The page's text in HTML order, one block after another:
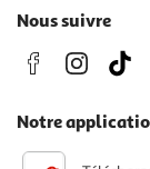
Nous suivre
Notre